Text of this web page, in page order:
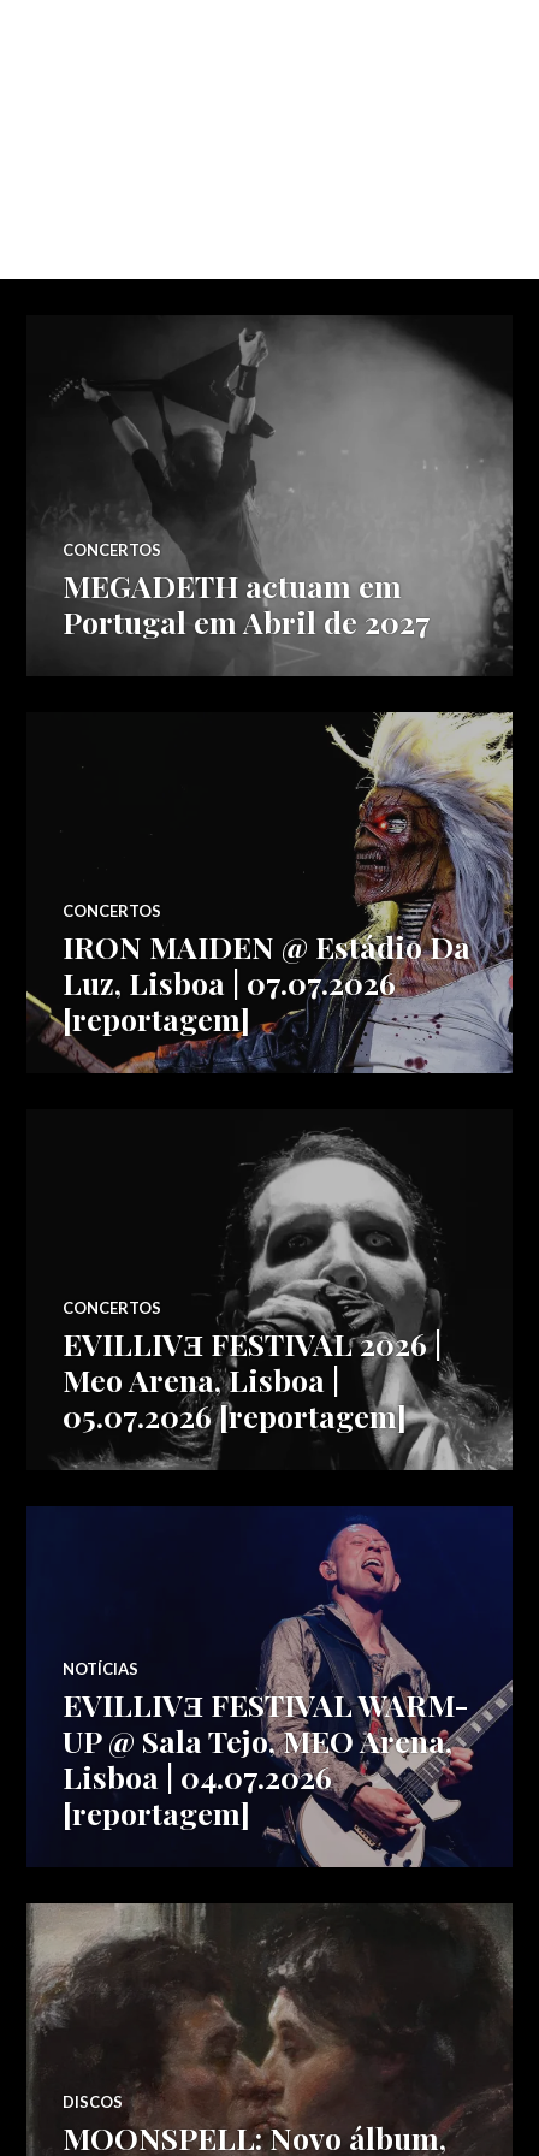
CONCERTOS
MEGADETH actuam em
Portugal em Abril de 2027
CONCERTOS
IRON MAIDEN @ Estádio Da
Luz, Lisboa | 07.07.2026
[reportagem]
CONCERTOS
EVILLIVƎ FESTIVAL 2026 |
Meo Arena, Lisboa |
05.07.2026 [reportagem]
NOTÍCIAS
EVILLIVƎ FESTIVAL WARM-
UP @ Sala Tejo, MEO Arena,
Lisboa | 04.07.2026
[reportagem]
DISCOS
MOONSPELL: Novo álbum,